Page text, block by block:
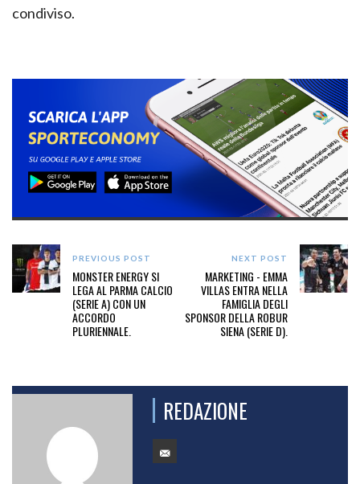
condiviso.
PREVIOUS POST
MONSTER ENERGY SI
LEGA AL PARMA CALCIO
(SERIE A) CON UN
ACCORDO
PLURIENNALE.
NEXT POST
MARKETING - EMMA
VILLAS ENTRA NELLA
FAMIGLIA DEGLI
SPONSOR DELLA ROBUR
SIENA (SERIE D).
REDAZIONE